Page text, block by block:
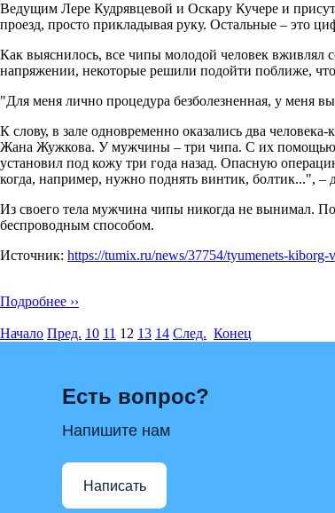
Ведущим Лере Кудрявцевой и Оскару Кучере и
проезд, просто прикладывая руку. Остальные – это
Как выяснилось, все чипы молодой человек вживлял
напряжении, некоторые решили подойти поближе,
"Для меня лично процедура безболезненная, у меня
К слову, в зале одновременно оказались два
Жана Жужкова. У мужчины – три чипа. С их помощью
установил под кожу три года назад. Опасную
когда, например, нужно поднять винтик, болтик...",
Из своего тела мужчина чипы никогда не вынимал.
беспроводным способом.
Источник: https://tumix.ru/news/37754/tyumenets-
Подробнее ››
Начало Пред. 10 11 12 13 14 След. Конец
Есть вопрос?
Напишите нам
Написать